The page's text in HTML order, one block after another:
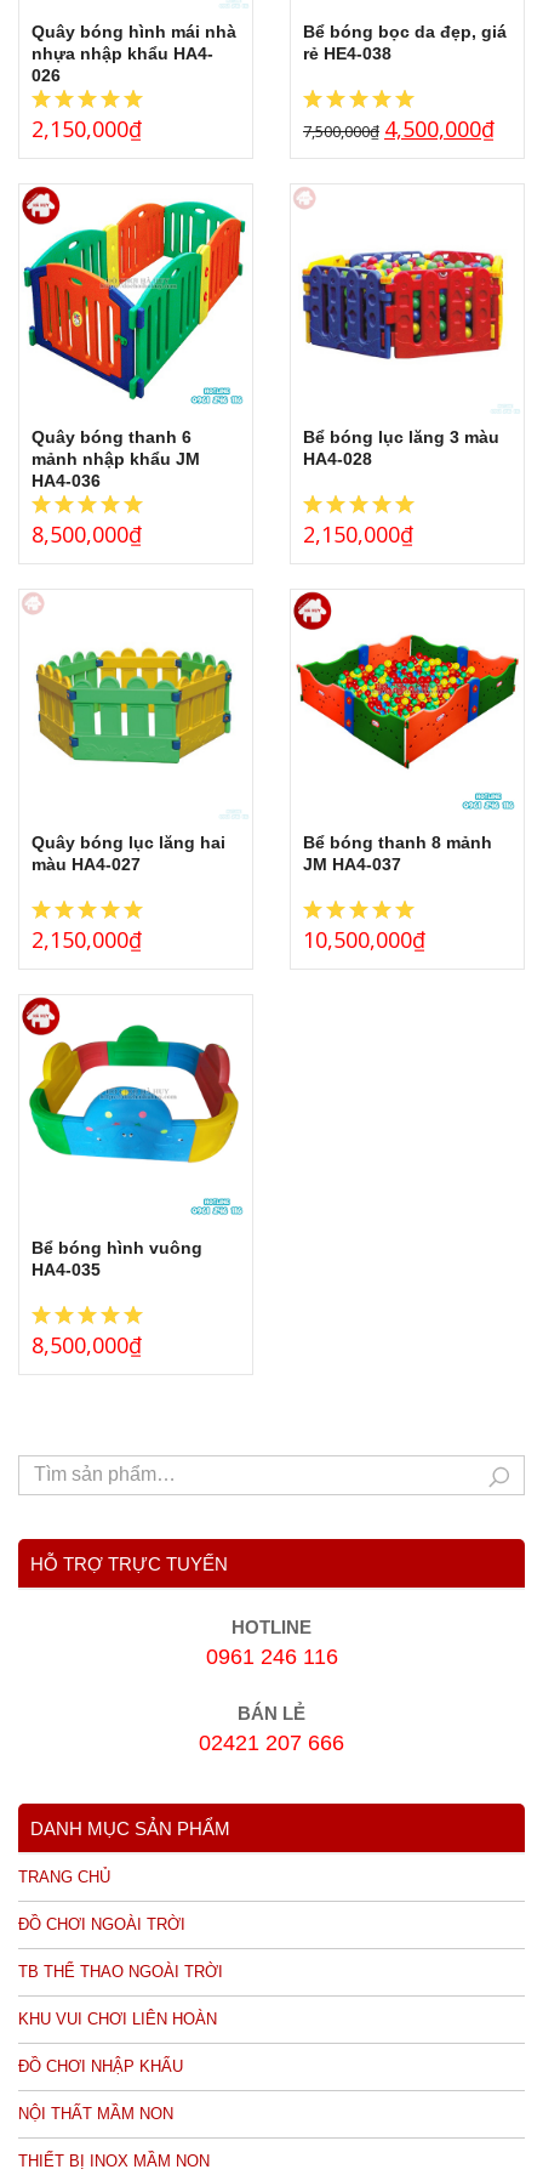
THẢM CỎ NHÂN TẠO
GÓC THIÊN NHIÊN, VƯỜN CỔ TÍCH
GÓC THƠ VÀ TRUYỆN KỂ
Quây bóng hình mái nhà
nhựa nhập khẩu HA4-
026
2,150,000₫
Bể bóng bọc da đẹp, giá
rẻ HE4-038
7,500,000₫ 4,500,000₫
Quây bóng thanh 6
mảnh nhập khẩu JM
HA4-036
8,500,000₫
Bể bóng lục lăng 3 màu
HA4-028
2,150,000₫
Quây bóng lục lăng hai
màu HA4-027
2,150,000₫
Bể bóng thanh 8 mảnh
JM HA4-037
10,500,000₫
Bể bóng hình vuông
HA4-035
8,500,000₫
HỖ TRỢ TRỰC TUYẾN
HOTLINE
0961 246 116
BÁN LẺ
02421 207 666
DANH MỤC SẢN PHẨM
TRANG CHỦ
ĐỒ CHƠI NGOÀI TRỜI
TB THỂ THAO NGOÀI TRỜI
KHU VUI CHƠI LIÊN HOÀN
ĐỒ CHƠI NHẬP KHẨU
NỘI THẤT MẦM NON
THIẾT BỊ INOX MẦM NON